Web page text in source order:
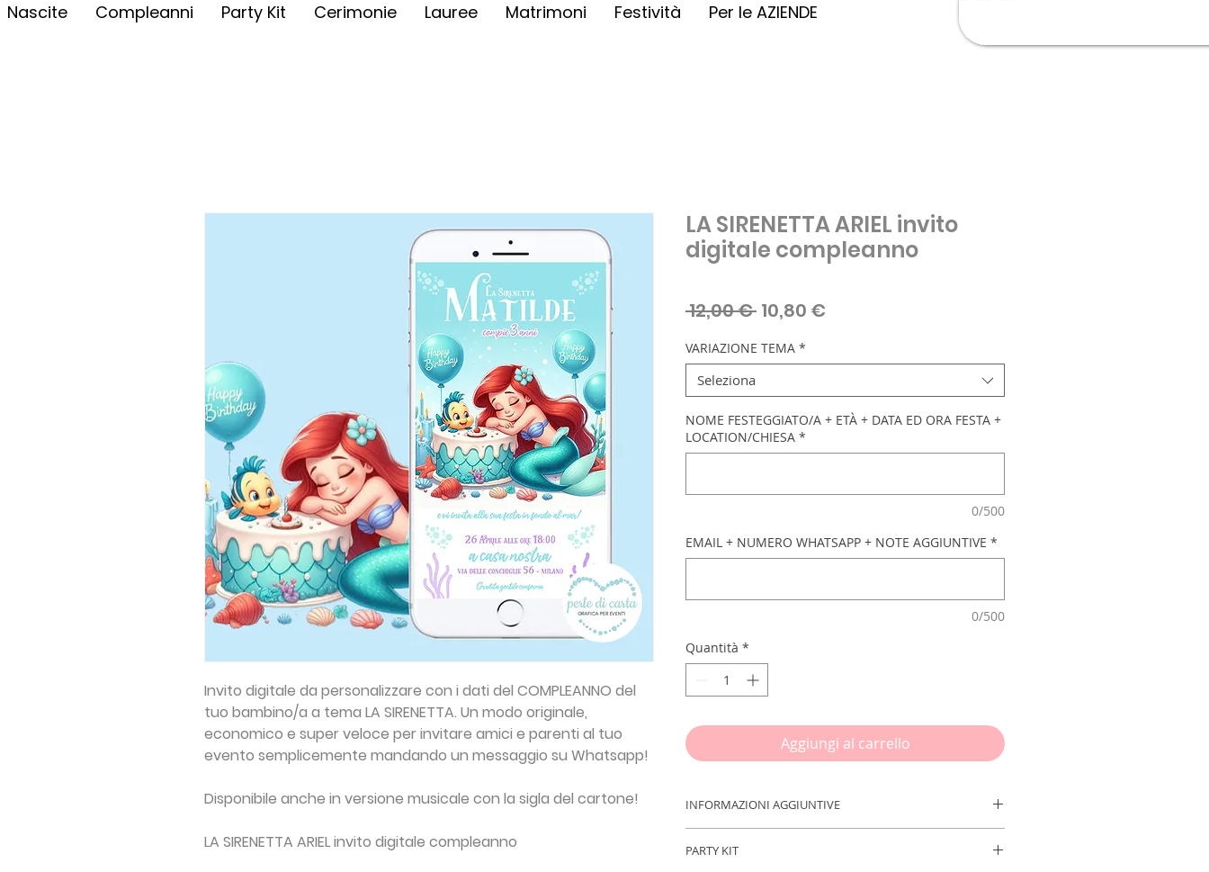
Nascite Compleanni Party Kit Cerimonie Lauree Matrimoni Festività Per le AZIENDE
Invito digitale da personalizzare con i dati del COMPLEANNO del
tuo bambino/a a tema LA SIRENETTA. Un modo originale,
economico e super veloce per invitare amici e parenti al tuo
evento semplicemente mandando un messaggio su Whatsapp!
Disponibile anche in versione musicale con la sigla del cartone!
LA SIRENETTA ARIEL invito digitale compleanno
LA SIRENETTA ARIEL invito
digitale compleanno
12,00 € Prezzo
10,80 €
VARIAZIONE TEMA *
Seleziona
NOME FESTEGGIATO/A + ETÀ + DATA ED ORA FESTA +
LOCATION/CHIESA *
0/500
EMAIL + NUMERO WHATSAPP + NOTE AGGIUNTIVE *
0/500
Quantità *
Aggiungi al carrello
INFORMAZIONI AGGIUNTIVE
procedere con l'ordine:
NOME FESTEGGIATO/A - ETÀ
PARTY KIT